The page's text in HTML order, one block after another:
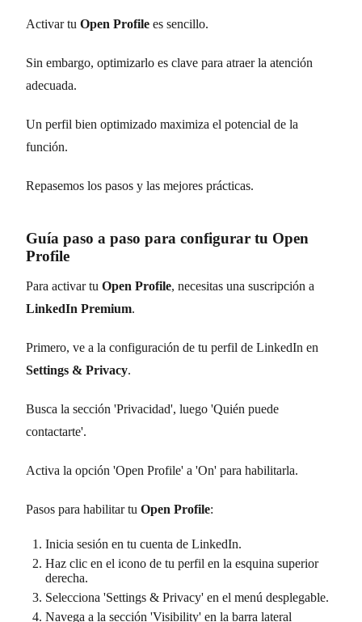
Activar tu Open Profile es sencillo.
Sin embargo, optimizarlo es clave para atraer la atención
adecuada.
Un perfil bien optimizado maximiza el potencial de la
función.
Repasemos los pasos y las mejores prácticas.
Guía paso a paso para configurar tu Open
Profile
Para activar tu Open Profile, necesitas una suscripción a
LinkedIn Premium.
Primero, ve a la configuración de tu perfil de LinkedIn en
Settings & Privacy.
Busca la sección 'Privacidad', luego 'Quién puede
contactarte'.
Activa la opción 'Open Profile' a 'On' para habilitarla.
Pasos para habilitar tu Open Profile:
Inicia sesión en tu cuenta de LinkedIn.
Haz clic en el icono de tu perfil en la esquina superior
derecha.
Selecciona 'Settings & Privacy' en el menú desplegable.
Navega a la sección 'Visibility' en la barra lateral